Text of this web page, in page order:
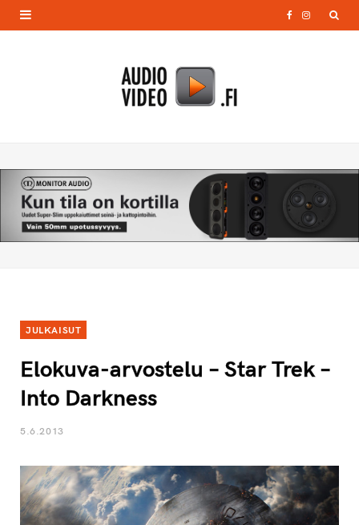
o
k
I
a
JULKAISUT
Elokuva-arvostelu – Star Trek –
Into Darkness
5.6.2013